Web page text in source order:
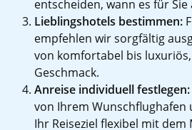
entscheiden, wann es für
Lieblingshotels bestimmen:
empfehlen wir sorgfältig
von komfortabel bis
Geschmack.
Anreise individuell festlegen:
von Ihrem Wunschflughafen
Ihr Reiseziel flexibel mit